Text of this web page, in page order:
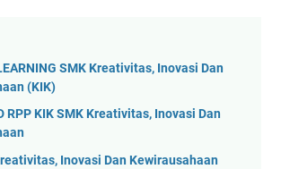
SMK Kreativitas, Inovasi Dan
(KIK)
RPP KIK SMK Kreativitas, Inovasi Dan
Inovasi Dan Kewirausahaan